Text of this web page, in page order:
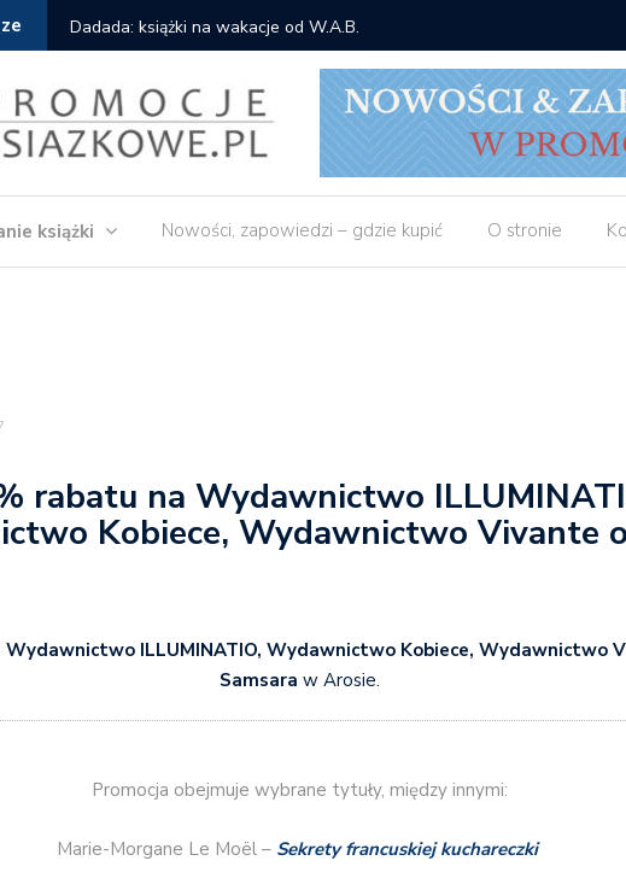
Dadada: książki na wakacje od W.A.B.
książki Nowości, zapowiedzi – gdzie kupić O stronie
rabatu na Wydawnictwo
Kobiece, Wydawnictwo Vivante
Wydawnictwo ILLUMINATIO, Wydawnictwo Kobiece, Wydawnictwo
Samsara w Arosie.
Promocja obejmuje wybrane tytuły, między innymi:
Marie-Morgane Le Moël – Sekrety francuskiej kuchareczki